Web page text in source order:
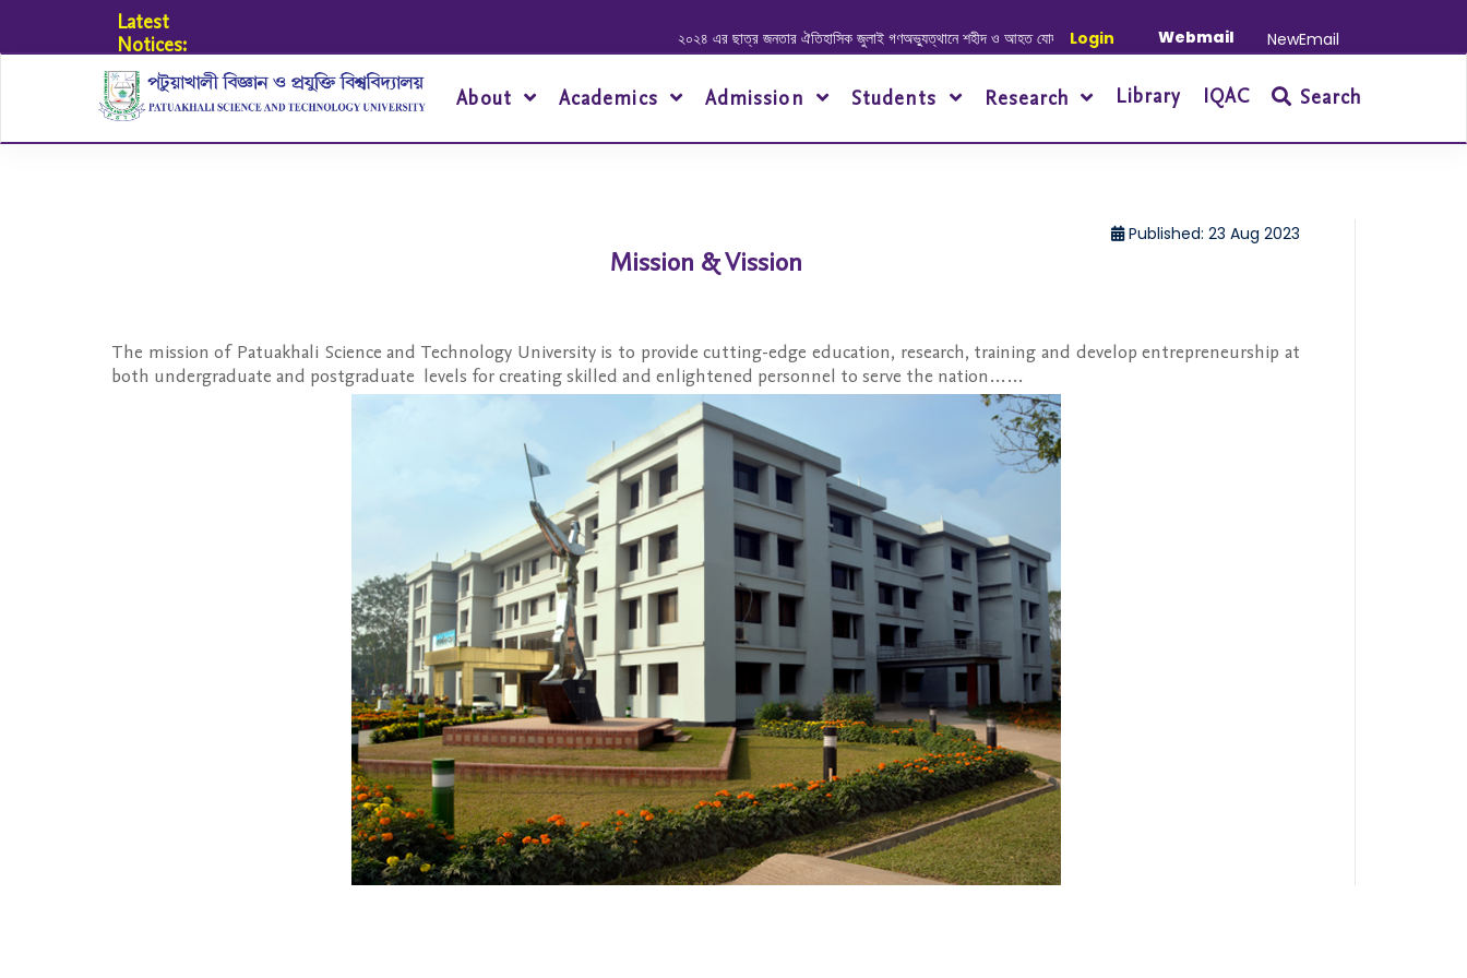
Latest
Notices:
২০২৪ এর ছাত্র জনতার ঐতিহাসিক জুলাই গণঅভ্যুত্থানে শহীদ ও আহত যোদ্ধাদের স্মরণে আলোচনা সভা ও দোয়া অনুষ্ঠান সংক্রান্ত|January-June/2025
Login Webmail NewEmail
About Academics Admission Students Research Library IQAC Search
Published: 23 Aug 2023
Mission & Vission
The mission of Patuakhali Science and Technology University is to provide cutting-edge education, research, training and develop entrepreneurship at
both undergraduate and postgraduate levels for creating skilled and enlightened personnel to serve the nation……